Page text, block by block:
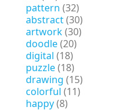
pattern (32)
abstract(30)
artwork(30)
doodle(20)
digital (18)
puzzle(18)
drawing (15)
colorful (11)
happy(8)